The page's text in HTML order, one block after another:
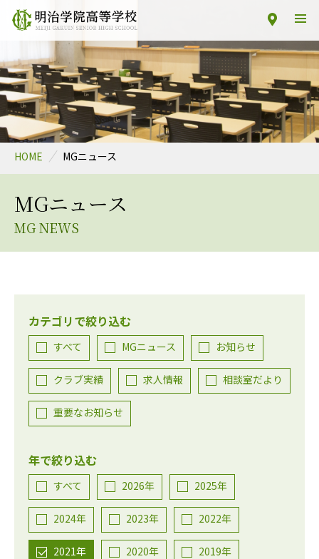
HOME MGニュース
MGニュース
MG NEWS
カテゴリで絞り込む
すべて MGニュース お知らせ
クラブ実績 求人情報 相談室だより
重要なお知らせ
年で絞り込む
すべて 2026年 2025年
2024年 2023年 2022年
2021年 2020年 2019年